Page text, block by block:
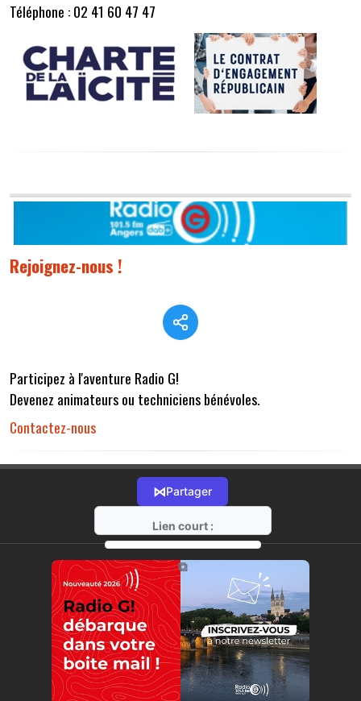
Téléphone : 02 41 60 47 47
Rejoignez-nous !
Participez à l'aventure Radio G!
Devenez animateurs ou techniciens bénévoles.
Contactez-nous
⋈Partager
Lien court :
https://radio-g.fr?r32
⧉